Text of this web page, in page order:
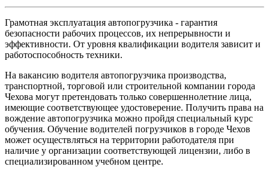
Грамотная эксплуатация автопогрузчика - гарантия
безопасности рабочих процессов, их непрерывности и
эффективности. От уровня квалификации водителя зависит и
работоспособность техники.
На вакансию водителя автопогрузчика производства,
транспортной, торговой или строительной компании города
Чехова могут претендовать только совершеннолетние лица,
имеющие соответствующее удостоверение. Получить права на
вождение автопогрузчика можно пройдя специальный курс
обучения. Обучение водителей погрузчиков в городе Чехов
может осуществляться на территории работодателя при
наличие у организации соответствующей лицензии, либо в
специализированном учебном центре.